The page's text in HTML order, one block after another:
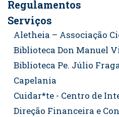
Regulamentos
Serviços
Aletheia – Associação
Biblioteca Don Manuel
Biblioteca Pe. Júlio
Capelania
Cuidar*te - Centro de
Direção Financeira e